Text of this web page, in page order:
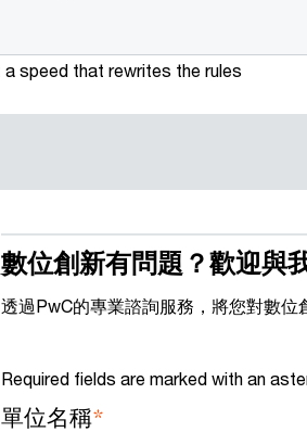
speed that rewrites the rules
數位創新有問題？歡迎與
透過PwC的專業諮詢服務，將您對數位
Required fields are marked with an
單位名稱*